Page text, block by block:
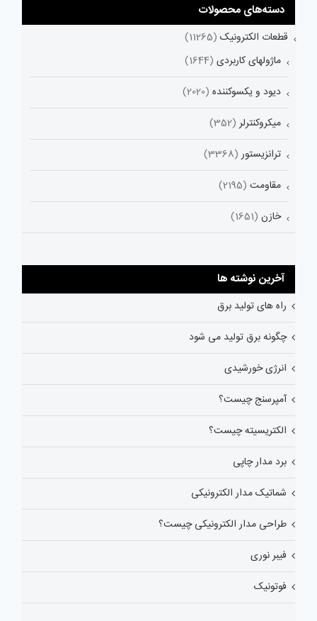
دسته‌های محصولات
قطعات الکترونیک (11265)
ماژولهای کاربردی (1644)
دیود و یکسوکننده (2020)
میکروکنترلر (352)
ترانزیستور (3368)
مقاومت (2195)
خازن (1651)
آخرین نوشته ها
راه های تولید برق
چگونه برق تولید می شود
انرژی خورشیدی
آمپرسنج چیست؟
الکتریسیته چیست؟
برد مدار چاپی
شماتیک مدار الکترونیکی
طراحی مدار الکترونیکی چیست؟
فیبر نوری
فوتونیک